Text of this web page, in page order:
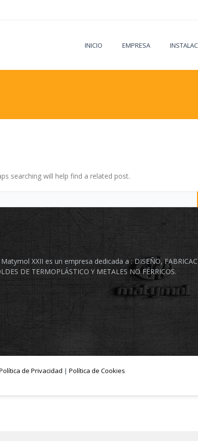
INICIO EMPRESA
searching will help find a related post.
XXII es un empresa dedicada a : DISEÑO,
DE TERMOPLÁSTICO Y METALES NO FÉRRICOS.
de Privacidad | Política de Cookies